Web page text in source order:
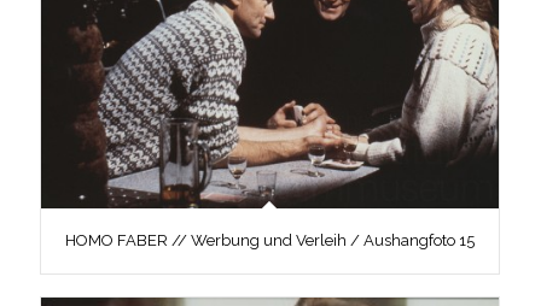
HOMO FABER // Werbung und Verleih / Aushangfoto 15